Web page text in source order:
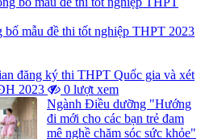
mẫu đề thi tốt nghiệp THPT 2023
đăng ký thi THPT Quốc gia và xét
2023
0 lượt xem
Ngành Điều dưỡng "Hướng
đi mới cho các bạn trẻ đam
mê nghề chăm sóc sức khỏe"